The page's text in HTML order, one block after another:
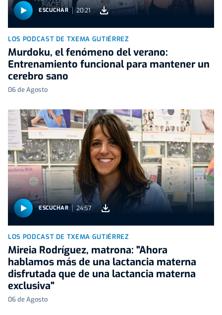
ESCUCHAR 20:21
LOS PODCAST DE TXEMA GUTIÉRREZ
Murdoku, el fenómeno del verano:
Entrenamiento funcional para mantener un
cerebro sano
06 de Agosto
ESCUCHAR 24:57
LOS PODCAST DE TXEMA GUTIÉRREZ
Mireia Rodríguez, matrona: "Ahora
hablamos más de una lactancia materna
disfrutada que de una lactancia materna
exclusiva"
06 de Agosto